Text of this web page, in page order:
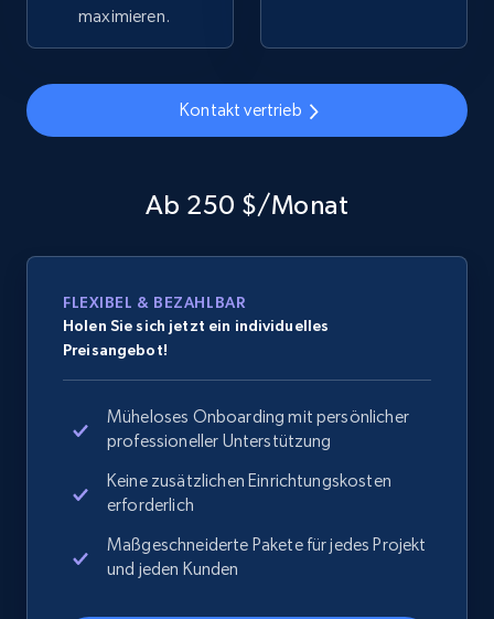
URL, Domain, Country code, Model number,
and more.
2.1K+ 355+ Jetzt anfangen
maximieren.
Kontakt vertrieb
Ab 250 $/Monat
FLEXIBEL & BEZAHLBAR
Holen Sie sich jetzt ein individuelles
Preisangebot!
Müheloses Onboarding mit persönlicher
professioneller Unterstützung
Keine zusätzlichen Einrichtungskosten
erforderlich
Maßgeschneiderte Pakete für jedes Projekt
und jeden Kunden